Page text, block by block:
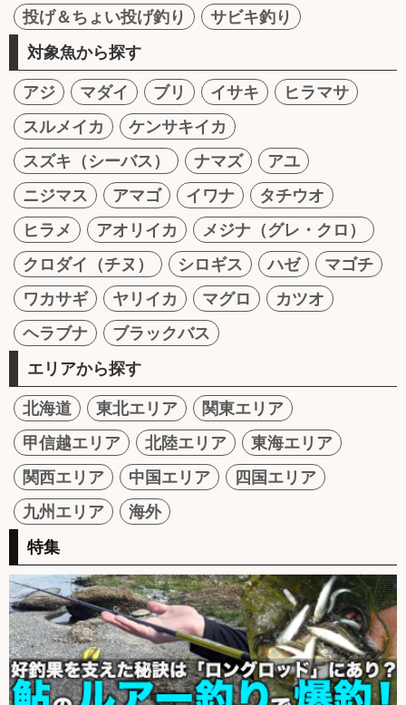
投げ＆ちょい投げ釣り
サビキ釣り
対象魚から探す
アジ マダイ ブリ イサキ
ヒラマサ
スルメイカ
ケンサキイカ
スズキ（シーバス）
ナマズ
アユ
ニジマス
アマゴ イワナ
タチウオ
ヒラメ
アオリイカ
メジナ（グレ・クロ）
クロダイ（チヌ）
シロギス ハゼ
マゴチ
ワカサギ
ヤリイカ マグロ
カツオ
ヘラブナ
ブラックバス
エリアから探す
北海道 東北エリア
関東エリア
甲信越エリア
北陸エリア
東海エリア
関西エリア
中国エリア
四国エリア
九州エリア
海外
特集